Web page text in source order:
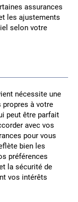
assurances
les ajustements
selon votre
nécessite une
propres à votre
peut être parfait
avec vos
pour vous
bien les
préférences
la sécurité de
vos intérêts